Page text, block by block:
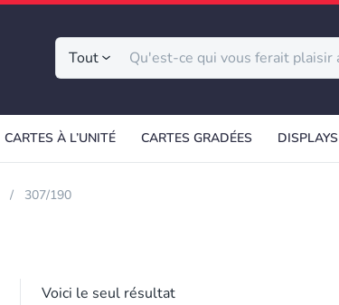
Tout
CARTES À L’UNITÉ CARTES GRADÉES DISPLAYS
307/190
Voici le seul résultat